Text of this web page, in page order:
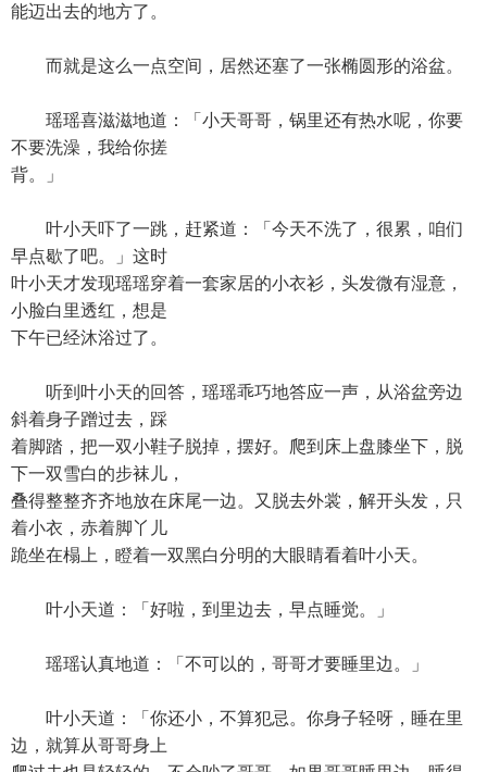
能迈出去的地方了。
而就是这么一点空间，居然还塞了一张椭圆形的浴盆。
瑶瑶喜滋滋地道：「小天哥哥，锅里还有热水呢，你要
不要洗澡，我给你搓
背。」
叶小天吓了一跳，赶紧道：「今天不洗了，很累，咱们
早点歇了吧。」这时
叶小天才发现瑶瑶穿着一套家居的小衣衫，头发微有湿意，
小脸白里透红，想是
下午已经沐浴过了。
听到叶小天的回答，瑶瑶乖巧地答应一声，从浴盆旁边
斜着身子蹭过去，踩
着脚踏，把一双小鞋子脱掉，摆好。爬到床上盘膝坐下，脱
下一双雪白的步袜儿，
叠得整整齐齐地放在床尾一边。又脱去外裳，解开头发，只
着小衣，赤着脚丫儿
跪坐在榻上，瞪着一双黑白分明的大眼睛看着叶小天。
叶小天道：「好啦，到里边去，早点睡觉。」
瑶瑶认真地道：「不可以的，哥哥才要睡里边。」
叶小天道：「你还小，不算犯忌。你身子轻呀，睡在里
边，就算从哥哥身上